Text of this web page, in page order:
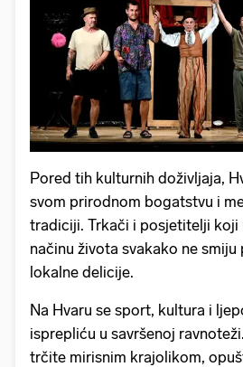
Pored tih kulturnih doživljaja,
svom prirodnom bogatstvu i
tradiciji. Trkači i posjetitelji koji
načinu života svakako ne
lokalne delicije.
Na Hvaru se sport, kultura i
isprepliću u savršenoj
trčite mirisnim krajolikom,